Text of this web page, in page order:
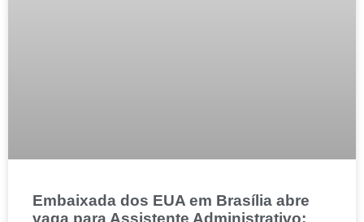
Embaixada dos EUA em Brasília abre
vaga para Assistente Administrativo: